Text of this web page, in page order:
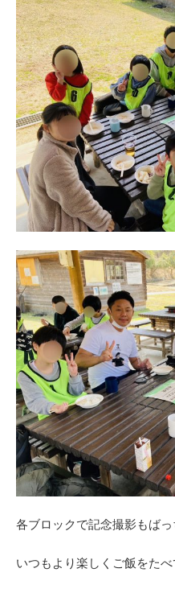
各ブロックで記念撮影もば
いつもより楽しくご飯をた